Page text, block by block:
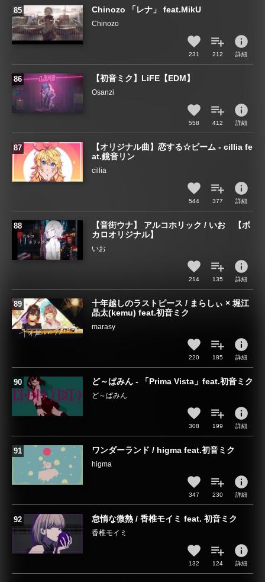
Chinozo 「レナ」 feat.MikU
Chinozo
231 212
info
詳細
【初音ミク】LiFE【EDM】
Osanzi
558 412
info
詳細
【オリジナル曲】恋する☆ビーム - cillia fe
at.鏡音リン
cillia
544 377
info
詳細
【音街ウナ】 アルコホリック / いお 【ボ
カロオリジナル】
いお
214 135
info
詳細
十年越しのラストピース / まらしぃ × 堀江
晶太(kemu) feat.初音ミク
marasy
220 185
info
詳細
ど～ぱみん - 「Prima Vista」feat.初音ミク
ど～ぱみん
308 199
info
詳細
ワンダーランド / higma feat.初音ミク
higma
347 230
info
詳細
怠惰な微熱 / 香椎モイミ feat. 初音ミク
香椎モイミ
132 124
info
詳細